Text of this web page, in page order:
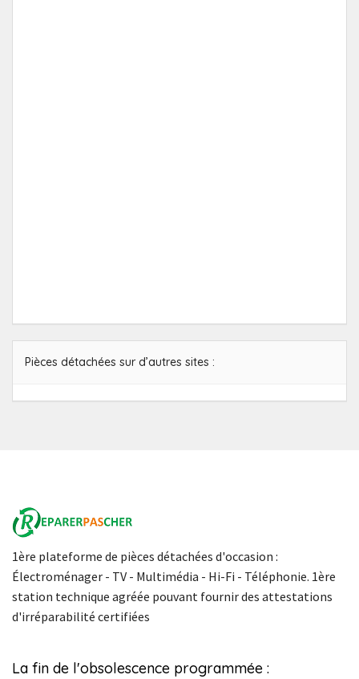
Pièces détachées sur d’autres sites :
1ère plateforme de pièces détachées d'occasion :
Électroménager - TV - Multimédia - Hi-Fi - Téléphonie. 1ère
station technique agréée pouvant fournir des attestations
d'irréparabilité certifiées
La fin de l'obsolescence programmée :